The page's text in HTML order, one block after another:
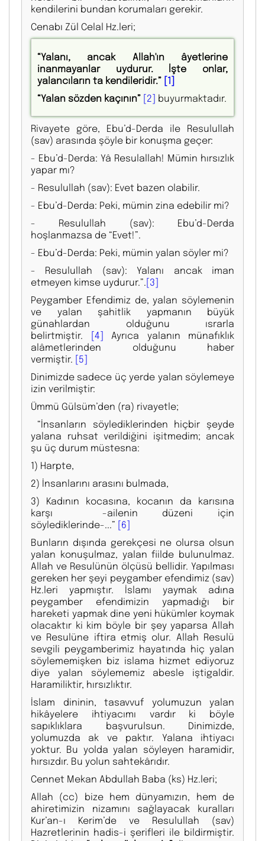
kendilerini bundan korumaları gerekir.
Cenabı Zül Celal Hz.leri;
“Yalanı, ancak Allah'ın âyetlerine
inanmayanlar uydurur. İşte onlar,
yalancıların ta kendileridir.” [1]
“Yalan sözden kaçının” [2] buyurmaktadır.
Rivayete göre, Ebu’d-Derda ile Resulullah
(sav) arasında şöyle bir konuşma geçer:
- Ebu’d-Derda: Yâ Resulallah! Mümin hırsızlık
yapar mı?
- Resulullah (sav): Evet bazen olabilir.
- Ebu’d-Derda: Peki, mümin zina edebilir mi?
- Resulullah (sav): Ebu’d-Derda
hoşlanmazsa de “Evet!”.
- Ebu’d-Derda: Peki, mümin yalan söyler mi?
- Resulullah (sav): Yalanı ancak iman
etmeyen kimse uydurur.”.[3]
Peygamber Efendimiz de, yalan söylemenin
ve yalan şahitlik yapmanın büyük
günahlardan olduğunu ısrarla
belirtmiştir. [4] Ayrıca yalanın münafıklık
alâmetlerinden olduğunu haber
vermiştir. [5]
Dinimizde sadece üç yerde yalan söylemeye
izin verilmiştir:
Ümmü Gülsüm’den (ra) rivayetle;
“İnsanların söylediklerinden hiçbir şeyde
yalana ruhsat verildiğini işitmedim; ancak
şu üç durum müstesna:
1) Harpte,
2) İnsanlarını arasını bulmada,
3) Kadının kocasına, kocanın da karısına
karşı -ailenin düzeni için
söylediklerinde-...” [6]
Bunların dışında gerekçesi ne olursa olsun
yalan konuşulmaz, yalan fiilde bulunulmaz.
Allah ve Resulünün ölçüsü bellidir. Yapılması
gereken her şeyi peygamber efendimiz (sav)
Hz.leri yapmıştır. İslamı yaymak adına
peygamber efendimizin yapmadığı bir
hareketi yapmak dine yeni hükümler koymak
olacaktır ki kim böyle bir şey yaparsa Allah
ve Resulüne iftira etmiş olur. Allah Resulü
sevgili peygamberimiz hayatında hiç yalan
söylememişken biz islama hizmet ediyoruz
diye yalan söylememiz abesle iştigaldir.
Haramiliktir, hırsızlıktır.
İslam dininin, tasavvuf yolumuzun yalan
hikâyelere ihtiyacımı vardır ki böyle
sapıklıklara başvurulsun. Dinimizde,
yolumuzda ak ve paktır. Yalana ihtiyacı
yoktur. Bu yolda yalan söyleyen haramidir,
hırsızdır. Bu yolun sahtekârıdır.
Cennet Mekan Abdullah Baba (ks) Hz.leri;
Allah (cc) bize hem dünyamızın, hem de
ahiretimizin nizamını sağlayacak kuralları
Kur’an-ı Kerim’de ve Resulullah (sav)
Hazretlerinin hadis-i şerifleri ile bildirmiştir.